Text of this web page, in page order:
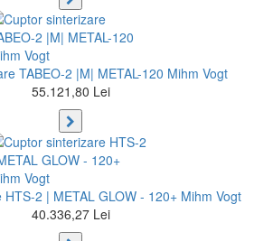
TABEO-2 |M| METAL-120 Mihm Vogt
55.121,80 Lei
2 | METAL GLOW - 120+ Mihm Vogt
40.336,27 Lei